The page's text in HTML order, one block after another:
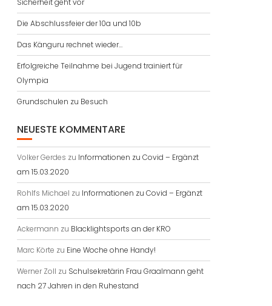
Sicherheit geht vor
Die Abschlussfeier der 10a und 10b
Das Känguru rechnet wieder…
Erfolgreiche Teilnahme bei Jugend trainiert für
Olympia
Grundschulen zu Besuch
NEUESTE KOMMENTARE
Volker Gerdes zu Informationen zu Covid – Ergänzt
am 15.03.2020
Rohlfs Michael zu Informationen zu Covid – Ergänzt
am 15.03.2020
Ackermann zu Blacklightsports an der KRO
Marc Körte zu Eine Woche ohne Handy!
Werner Zoll zu Schulsekretärin Frau Graalmann geht
nach 27 Jahren in den Ruhestand